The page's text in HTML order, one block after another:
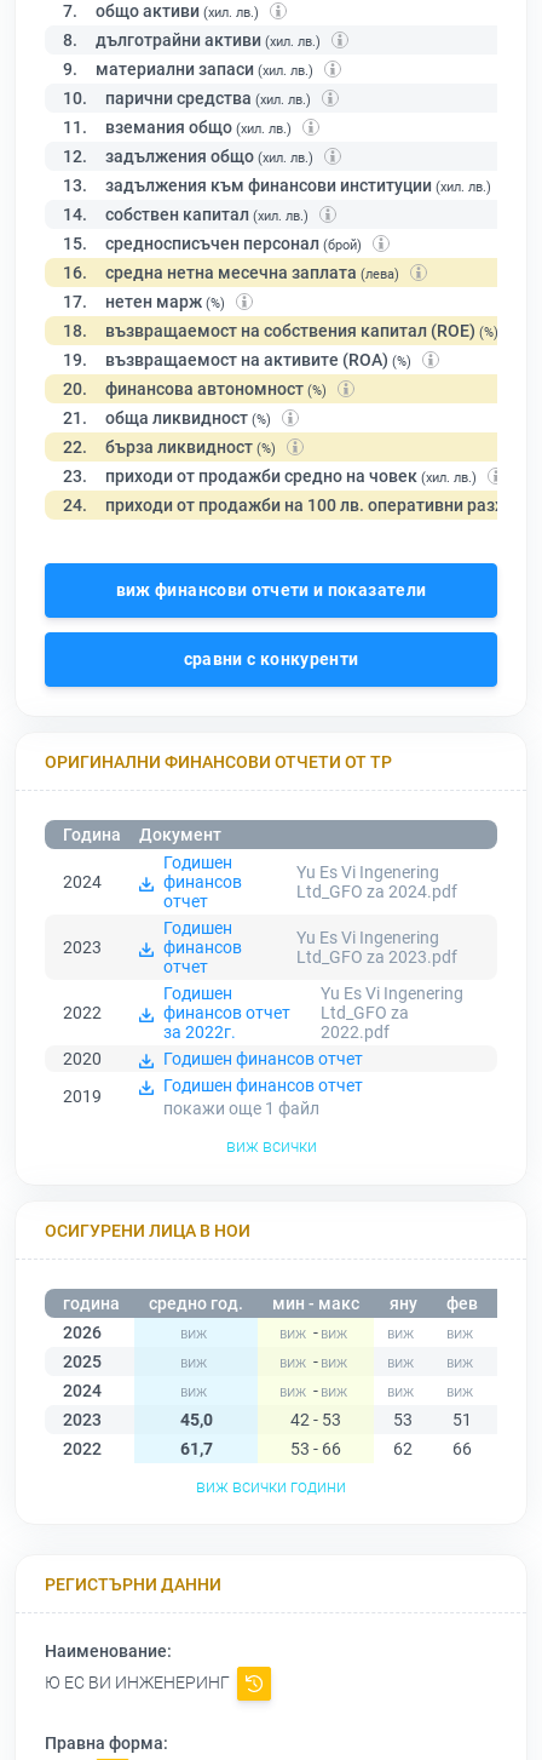
7. общо активи (хил. лв.)
8. дълготрайни активи (хил. лв.)
9. материални запаси (хил. лв.)
10. парични средства (хил. лв.)
11. вземания общо (хил. лв.)
12. задължения общо (хил. лв.)
13. задължения към финансови институции (хил. лв.)
14. собствен капитал (хил. лв.)
15. средносписъчен персонал (брой)
16. средна нетна месечна заплата (лева)
17. нетен марж (%)
18. възвращаемост на собствения капитал (ROE) (%)
19. възвращаемост на активите (ROA) (%)
20. финансова автономност (%)
21. обща ликвидност (%)
22. бърза ликвидност (%)
23. приходи от продажби средно на човек (хил. лв.)
24. приходи от продажби на 100 лв. оперативни разходи
виж финансови отчети и показатели
сравни с конкуренти
ОРИГИНАЛНИ ФИНАНСОВИ ОТЧЕТИ ОТ ТР
Година Документ
2024
Годишен
финансов
отчет
Yu Es Vi Ingenering
Ltd_GFO za 2024.pdf
2023
Годишен
финансов
отчет
Yu Es Vi Ingenering
Ltd_GFO za 2023.pdf
2022
Годишен
финансов отчет
за 2022г.
Yu Es Vi Ingenering
Ltd_GFO za
2022.pdf
2020
Годишен финансов отчет
2019
Годишен финансов отчет
покажи още 1 файл
виж всички
ОСИГУРЕНИ ЛИЦА В НОИ
година средно год. мин - макс яну фев
2026
-
2025
-
2024
-
2023
45,0 42 - 53 53 51
2022
61,7 53 - 66 62 66
виж всички години
РЕГИСТЪРНИ ДАННИ
Наименование:
Ю ЕС ВИ ИНЖЕНЕРИНГ
Правна форма: